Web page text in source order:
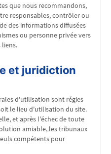
que nous recommandons,
responsables, contrôler ou
des informations diffusées
ou personne privée vers
liens.
et juridiction
d'utilisation sont régies
le lieu d'utilisation du site.
et après l'échec de toute
amiable, les tribunaux
compétents pour